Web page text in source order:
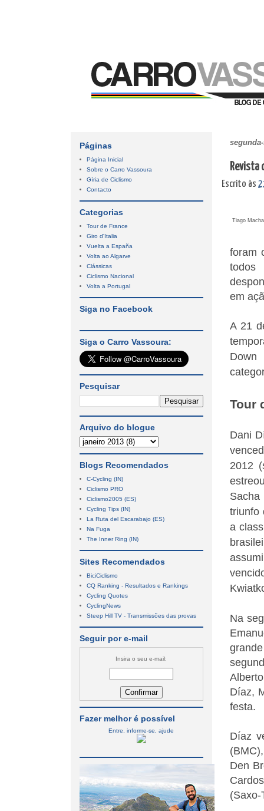
Revista
Escrito às
Tiago
foram
todos
em
A 21
Down
Tour
Dani
2012
triunfo
a
Na
Díaz,
festa.
Díaz
Den
(Saxo-
Páginas
Página Inicial
Sobre o Carro Vassoura
Gíria de Ciclismo
Contacto
Categorias
Tour de France
Giro d'Italia
Vuelta a España
Volta ao Algarve
Clássicas
Ciclismo Nacional
Volta a Portugal
Siga no Facebook
Siga o Carro Vassoura:
Pesquisar
Arquivo do blogue
Blogs Recomendados
C-Cycling (IN)
Ciclismo PRO
Ciclismo2005 (ES)
Cycling Tips (IN)
La Ruta del Escarabajo (ES)
Na Fuga
The Inner Ring (IN)
Sites Recomendados
BiciCiclismo
CQ Ranking - Resultados e Rankings
Cycling Quotes
CyclingNews
Steep Hill TV - Transmissões das provas
Seguir por e-mail
Insira o seu e-mail:
Fazer melhor é possível
Entre, informe-se, ajude